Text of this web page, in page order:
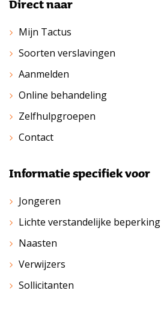
Direct naar
Mijn Tactus
Soorten verslavingen
Aanmelden
Online behandeling
Zelfhulpgroepen
Contact
Informatie specifiek voor
Jongeren
Lichte verstandelijke beperking
Naasten
Verwijzers
Sollicitanten